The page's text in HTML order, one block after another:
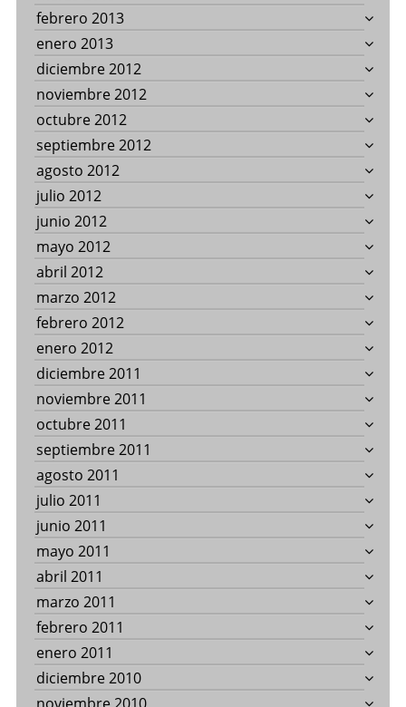
febrero 2013
enero 2013
diciembre 2012
noviembre 2012
octubre 2012
septiembre 2012
agosto 2012
julio 2012
junio 2012
mayo 2012
abril 2012
marzo 2012
febrero 2012
enero 2012
diciembre 2011
noviembre 2011
octubre 2011
septiembre 2011
agosto 2011
julio 2011
junio 2011
mayo 2011
abril 2011
marzo 2011
febrero 2011
enero 2011
diciembre 2010